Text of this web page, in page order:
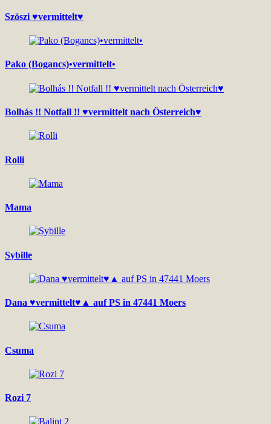
Szöszi ♥vermittelt♥
Pako (Bogancs)•vermittelt•
Bolhás !! Notfall !! ♥vermittelt nach Österreich♥
Rolli
Mama
Sybille
Dana ♥vermittelt♥▲ auf PS in 47441 Moers
Csuma
Rozi 7